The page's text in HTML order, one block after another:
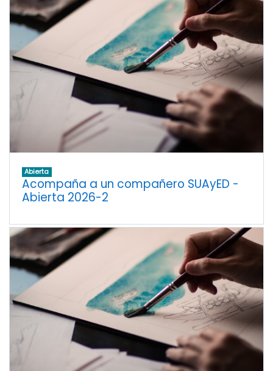
Abierta
Acompaña a un compañero SUAyED -
Abierta 2026-2